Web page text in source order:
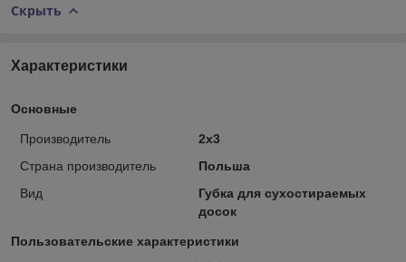
Скрыть
Характеристики
Основные
Производитель
2x3
Страна производитель
Польша
Вид
Губка для сухостираемых
досок
Пользовательские характеристики